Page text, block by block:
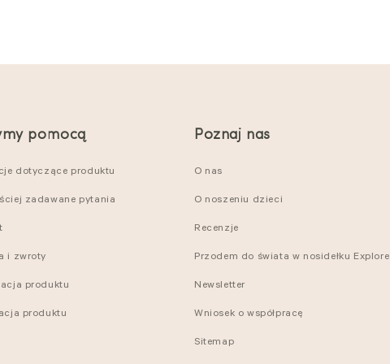
pomocą
dotyczące produktu
zadawane pytania
i zwroty
produktu
produktu
Poznaj nas
O nas
O noszeniu dzieci
Recenzje
Przodem do świata w nosidełku Explore
Newsletter
Wniosek o współpracę
Sitemap